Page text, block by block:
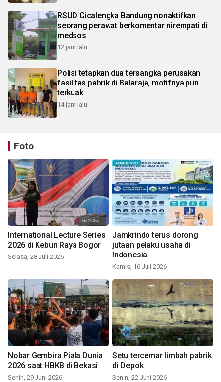
RSUD Cicalengka Bandung nonaktifkan
seorang perawat berkomentar nirempati di
medsos
12 jam lalu
Polisi tetapkan dua tersangka perusakan
fasilitas pabrik di Balaraja, motifnya pun
terkuak
14 jam lalu
Foto
International Lecture Series
2026 di Kebun Raya Bogor
Selasa, 28 Juli 2026
Jamkrindo terus dorong
jutaan pelaku usaha di
Indonesia
Kamis, 16 Juli 2026
Nobar Gembira Piala Dunia
2026 saat HBKB di Bekasi
Senin, 29 Juni 2026
Setu tercemar limbah pabrik
di Depok
Senin, 22 Juni 2026